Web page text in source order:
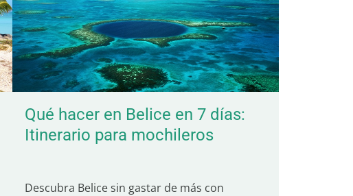
Qué hacer en Belice en 7 días:
Itinerario para mochileros
Descubra Belice sin gastar de más con